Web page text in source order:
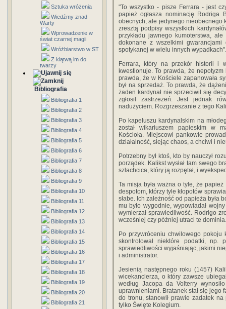
Sztuka wróżenia
Wiedźmy znad
Warty
Wprowadzenie w
świat czarnej magii
Wróżbiarstwo w ST
Z klątwą im do
twarzy
Bibliografia
Bibliografia 1
Bibliografia 2
Bibliografia 3
Bibliografia 4
Bibliografia 5
Bibliografia 6
Bibliografia 7
Bibliografia 8
Bibliografia 9
Bibliografia 10
Bibliografia 11
Bibliografia 12
Bibliografia 13
Bibliografia 14
Bibliografia 15
Bibliografia 16
Bibliografia 17
Bibliografia 18
Bibliografia 19
Bibliografia 20
Bibliografia 21
"To wszystko - pisze Ferrara - jest
papież ogłasza nominację Rodriga
obecnych, ale jedynego nieobecnego
zresztą podpisy wszystkich
przykładu jawnego kumoterstwa,
dokonane z wszelkimi
spotykanej w wielu innych wypadkach".
Ferrara, który na przekór historii i
kwestionuje. To prawda, że
prawda, że w Kościele zapanowała
był na sprzedaż. To prawda, że
żaden kardynał nie sprzeciwił się
zgłosił zastrzeżeń. Jest jednak
nadużyciem. Rozgrzeszanie z tego
Po kapeluszu kardynalskim na
został wikariuszem papieskim w
Kościoła. Miejscowi pankowie
działalność, siejąc chaos, a chciwi i
Potrzebny był ktoś, kto by nauczył
porządek. Kalikst wysłał tam swego
szlachcica, który ją rozpętał, i
Ta misja była ważna o tyle, że
despotom, którzy tyle kłopotów
słabe. Ich zależność od papieża była
mu było wygodnie, wypowiadał
wymierzał sprawiedliwość. Rodrigo
wcześniej czy później utraci te dominia.
Po przywróceniu chwilowego pokoju
skontrolował niektóre podatki, np.
sprawiedliwości wyjaśniając, jakimi
i administrator.
Jesienią następnego roku (1457)
wicekanclerza, o który zawsze
według Jacopa da Volterry
uprawnieniami. Bratanek stał się jego
do tronu, stanowił prawie zadatek
tylko Święte Kolegium.